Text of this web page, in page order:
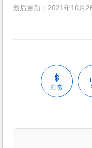
最后更新：2021年10月
打赏